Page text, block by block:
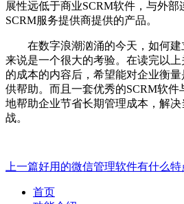
展性远低于商业SCRM软件，与外
SCRM服务提供商提供的产品。
在数字浪潮汹涌的今天，如何建
来说是一个很大的考验。在读完以
的成本的内容后，希望能对企业衡
供帮助。而且一套优秀的SCRM软
地帮助企业节省长期管理成本，解
战。
上一篇好用的微信管理软件有什么特
首页